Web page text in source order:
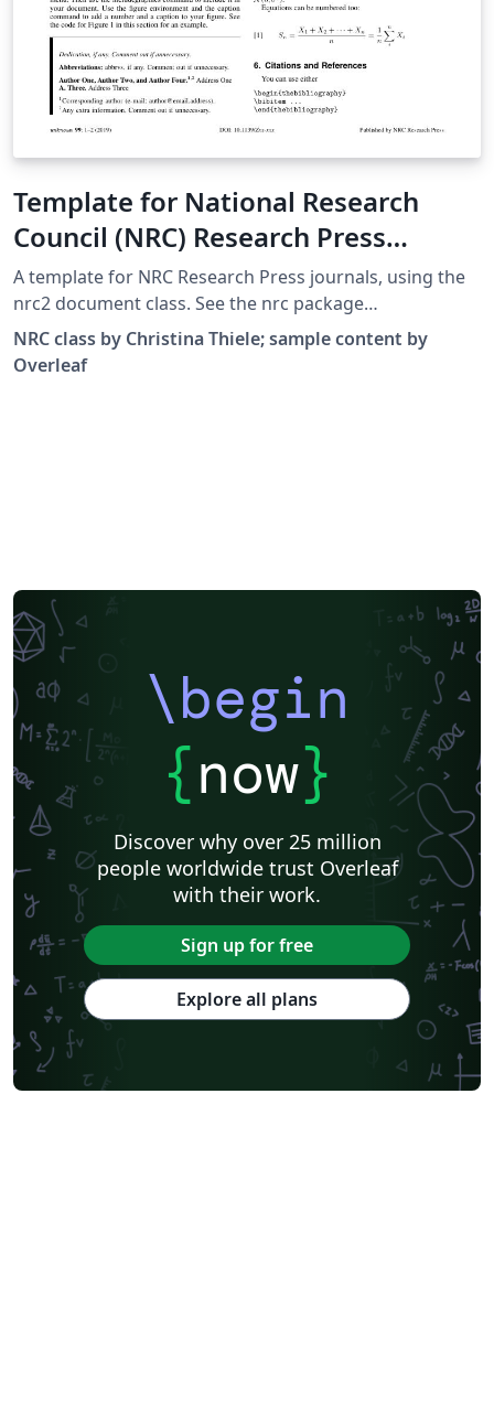
Template for National Research
Council (NRC) Research Press
Journals
A template for NRC Research Press journals, using the
nrc2 document class. See the nrc package
documentation for further information.
NRC class by Christina Thiele; sample content by
Overleaf
\begin
{now}
Discover why over 25 million
people worldwide trust Overleaf
with their work.
Sign up for free
Explore all plans